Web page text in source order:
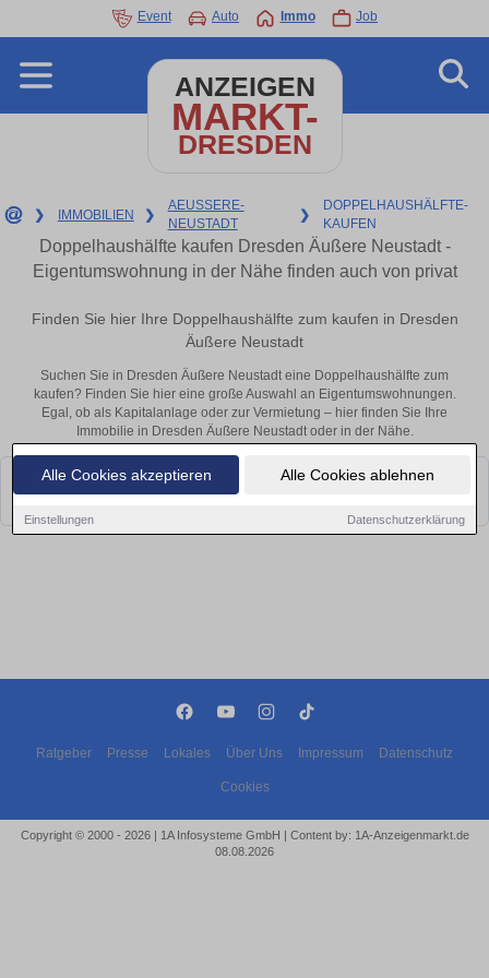
Alle Cookies akzeptieren Alle Cookies ablehnen
Einstellungen Datenschutzerklärung
Event Auto Immo Job
ANZEIGEN
MARKT-
DRESDEN
❯ IMMOBILIEN ❯
AEUSSERE-
NEUSTADT
❯
DOPPELHAUSHÄLFTE-
KAUFEN
Doppelhaushälfte kaufen Dresden Äußere Neustadt -
Eigentumswohnung in der Nähe finden auch von privat
Finden Sie hier Ihre Doppelhaushälfte zum kaufen in Dresden
Äußere Neustadt
Suchen Sie in Dresden Äußere Neustadt eine Doppelhaushälfte zum
kaufen? Finden Sie hier eine große Auswahl an Eigentumswohnungen.
Egal, ob als Kapitalanlage oder zur Vermietung – hier finden Sie Ihre
Immobilie in Dresden Äußere Neustadt oder in der Nähe.
Leider konnten wir derzeit keine passenden Objekte finden. Schauen Sie
Ratgeber Presse Lokales Über Uns Impressum Datenschutz
Cookies
Copyright © 2000 - 2026 | 1A Infosysteme GmbH | Content by: 1A-Anzeigenmarkt.de
08.08.2026